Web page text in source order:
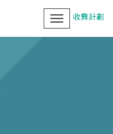
收費計劃
Toggle
navigation